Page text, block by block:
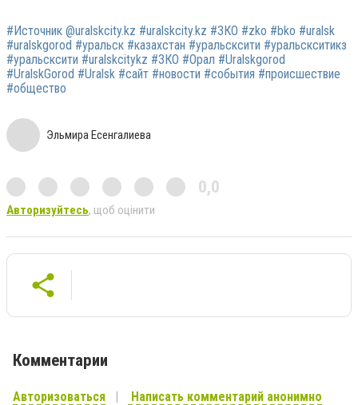
#Источник @uralskcity.kz #uralskcity.kz #ЗКО #zko #bko #uralsk
#uralskgorod #уральск #казахстан #уральсксити #уральскситикз
#уральсксити #uralskcitykz #ЗКО #Орал #Uralskgorod
#UralskGorod #Uralsk #сайт #новости #события #происшествие
#общество
Эльмира Есенгалиева
0,0
Авторизуйтесь, щоб оцінити
Комментарии
Авторизоваться Написать комментарий анонимно